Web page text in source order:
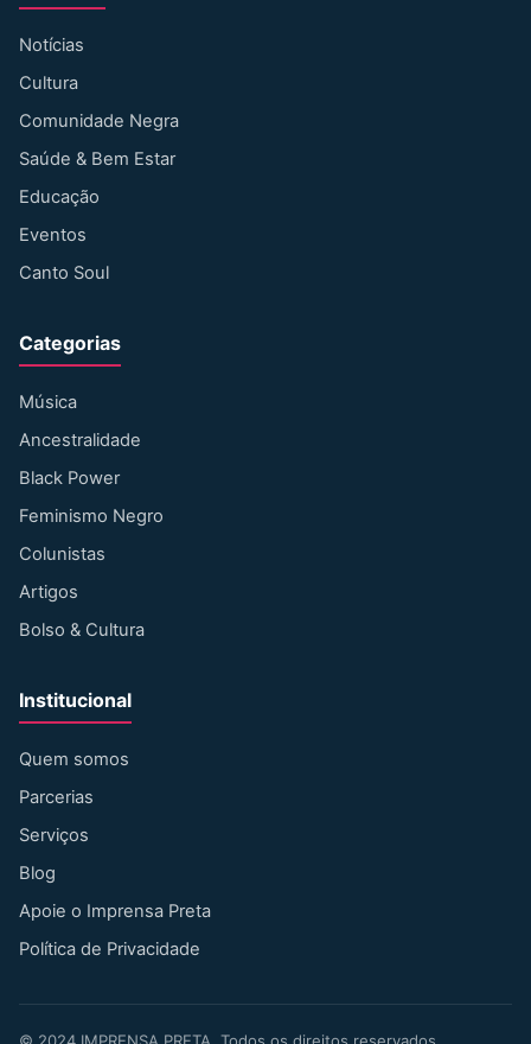
Notícias
Cultura
Comunidade Negra
Saúde & Bem Estar
Educação
Eventos
Canto Soul
Categorias
Música
Ancestralidade
Black Power
Feminismo Negro
Colunistas
Artigos
Bolso & Cultura
Institucional
Quem somos
Parcerias
Serviços
Blog
Apoie o Imprensa Preta
Política de Privacidade